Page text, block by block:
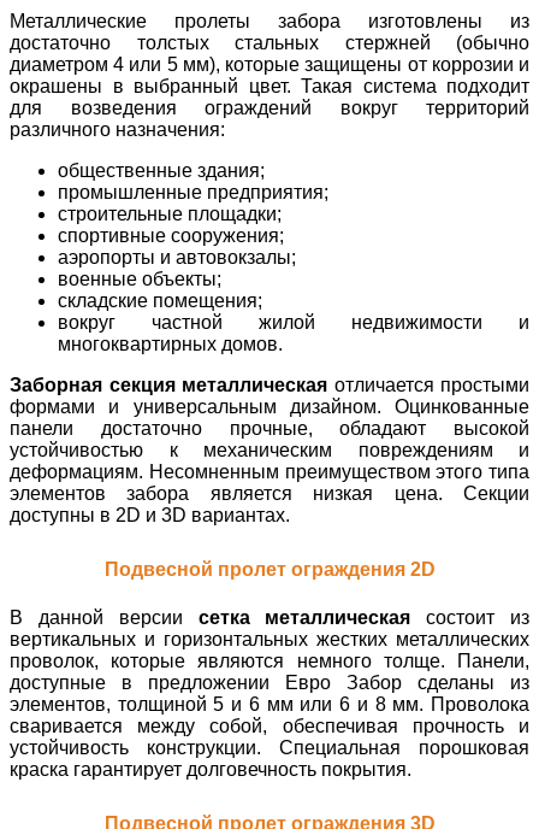
Металлические пролеты забора изготовлены из
достаточно толстых стальных стержней (обычно
диаметром 4 или 5 мм), которые защищены от коррозии и
окрашены в выбранный цвет. Такая система подходит
для возведения ограждений вокруг территорий
различного назначения:
общественные здания;
промышленные предприятия;
строительные площадки;
спортивные сооружения;
аэропорты и автовокзалы;
военные объекты;
складские помещения;
вокруг частной жилой недвижимости и
многоквартирных домов.
Заборная секция металлическая отличается простыми
формами и универсальным дизайном. Оцинкованные
панели достаточно прочные, обладают высокой
устойчивостью к механическим повреждениям и
деформациям. Несомненным преимуществом этого типа
элементов забора является низкая цена. Секции
доступны в 2D и 3D вариантах.
Подвесной пролет ограждения 2D
В данной версии сетка металлическая состоит из
вертикальных и горизонтальных жестких металлических
проволок, которые являются немного толще. Панели,
доступные в предложении Евро Забор сделаны из
элементов, толщиной 5 и 6 мм или 6 и 8 мм. Проволока
сваривается между собой, обеспечивая прочность и
устойчивость конструкции. Специальная порошковая
краска гарантирует долговечность покрытия.
Подвесной пролет ограждения 3D